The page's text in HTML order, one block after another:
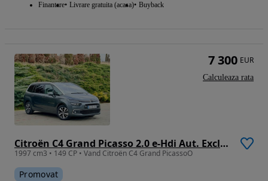
Finantare Livrare gratuita (acasa) Buyback
Citroën C4 Grand Picasso 2.0 e-Hdi Aut. Exclusive
1997 cm3 • 149 CP • Vand Citroën C4 Grand PicassoO
Promovat
7 300 EUR
Calculeaza rata